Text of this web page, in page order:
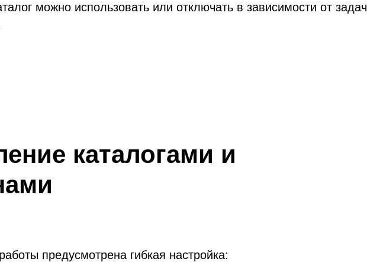
можно использовать или отключать в зависимости от задач
каталогами и
предусмотрена гибкая настройка: